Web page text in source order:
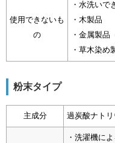
使用できないも
の
・水洗いで
・木製品
・金属製品
・草木染め
粉末タイプ
主成分 過炭酸ナトリ
・洗濯機に